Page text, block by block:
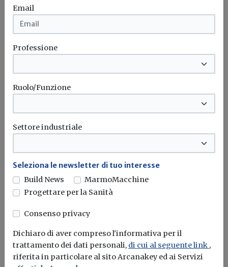
ISI Ingegneria Sismica Italiana: il 27
febbraio webinar “Bonus edilizi 2024”
Le nuove regole per le detrazioni fiscali in edilizia e la
Ingegneria Sismica Italiana
...
Email
Professione
Ruolo/Funzione
Settore industriale
Seleziona le newsletter di tuo interesse
Build News
MarmoMacchine
Progettare per la Sanità
Consenso privacy
Dichiaro di aver compreso l'informativa per il
trattamento dei dati personali, di cui al seguente link ,
riferita in particolare al sito Arcanakey ed ai Servizi